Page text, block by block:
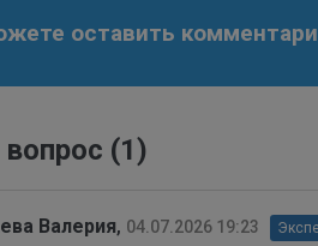
оставить
(1)
Валерия, 04.07.2026 19:23